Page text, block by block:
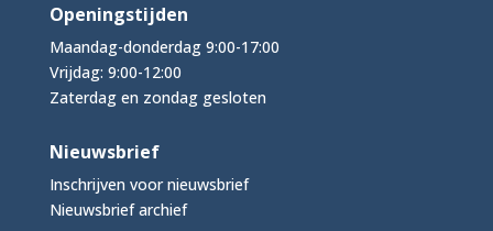
Openingstijden
Maandag-donderdag 9:00-17:00
Vrijdag: 9:00-12:00
Zaterdag en zondag gesloten
Nieuwsbrief
Inschrijven voor nieuwsbrief
Nieuwsbrief archief